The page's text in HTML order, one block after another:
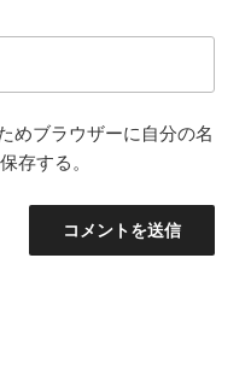
めブラウザーに自分の名
存する。